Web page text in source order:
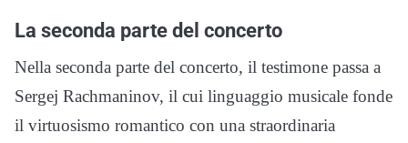
La seconda parte del concerto
Nella seconda parte del concerto, il testimone passa a
Sergej Rachmaninov, il cui linguaggio musicale fonde
il virtuosismo romantico con una straordinaria